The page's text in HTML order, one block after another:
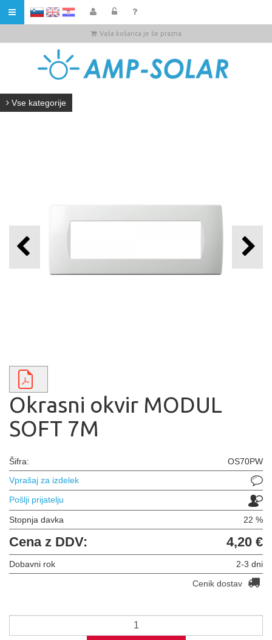
HR
Vaša košarica je še prazna
Vse kategorije
Okrasni okvir MODUL
SOFT 7M
Šifra:
OS70PW
Vprašaj za izdelek
Pošlji prijatelju
Stopnja davka 22 %
Cena z DDV: 4,20 €
Dobavni rok
2-3 dni
Cenik dostav